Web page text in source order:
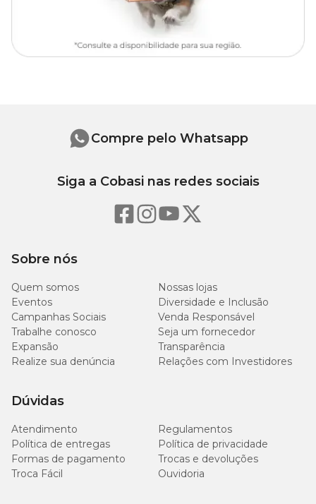
Sobre nós
Quem somos
Nossas lojas
Eventos
Diversidade e Inclusão
Campanhas Sociais
Venda Responsável
Trabalhe conosco
Seja um fornecedor
Expansão
Transparência
Realize sua denúncia
Relações com Investidores
Dúvidas
Atendimento
Regulamentos
Política de entregas
Política de privacidade
Formas de pagamento
Trocas e devoluções
Troca Fácil
Ouvidoria
Compre pelo Whatsapp
Siga a Cobasi nas redes sociais